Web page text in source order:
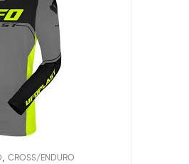
CROSS/ENDURO